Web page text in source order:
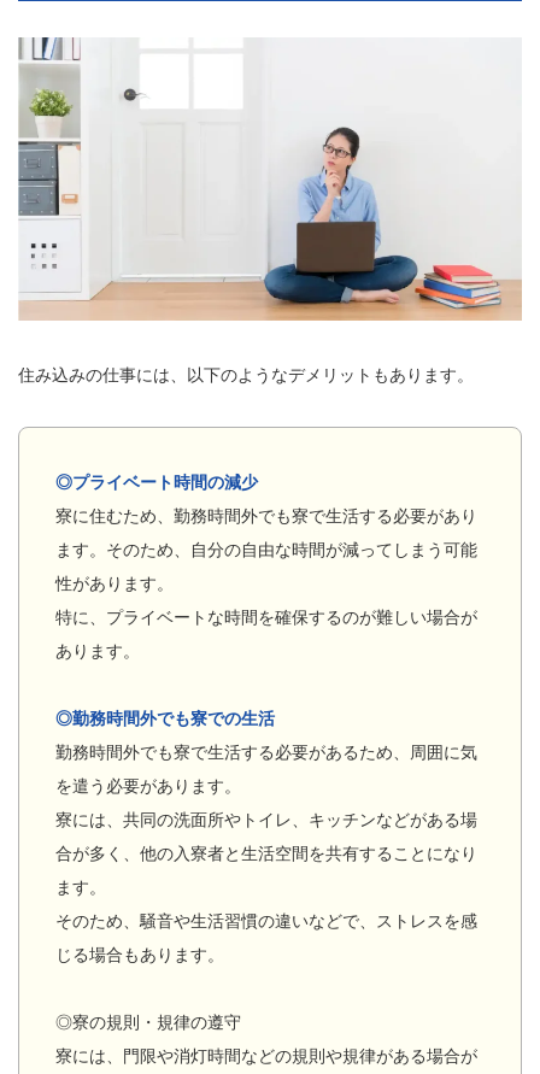
住み込みの仕事には、以下のようなデメリットもあります。
◎プライベート時間の減少
寮に住むため、勤務時間外でも寮で生活する必要があり
ます。そのため、自分の自由な時間が減ってしまう可能
性があります。
特に、プライベートな時間を確保するのが難しい場合が
あります。
◎勤務時間外でも寮での生活
勤務時間外でも寮で生活する必要があるため、周囲に気
を遣う必要があります。
寮には、共同の洗面所やトイレ、キッチンなどがある場
合が多く、他の入寮者と生活空間を共有することになり
ます。
そのため、騒音や生活習慣の違いなどで、ストレスを感
じる場合もあります。
◎寮の規則・規律の遵守
寮には、門限や消灯時間などの規則や規律がある場合が